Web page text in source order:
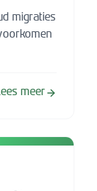
migraties
meer